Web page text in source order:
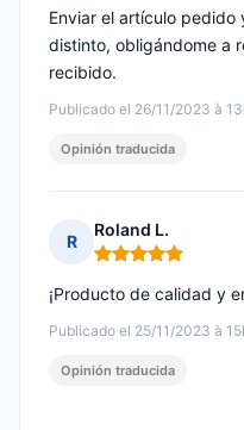
Publicado el 26/11/2023 à
Enviar el artículo
distinto, obligándome a
recibido.
Opinión traducida
R
Roland L.
Nota: 5 de 5
Publicado el 25/11/2023 à
¡Producto de calidad y
Opinión traducida